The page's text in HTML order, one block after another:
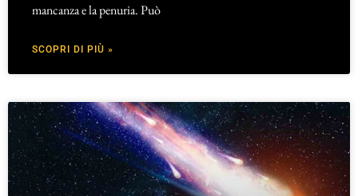
mancanza e la penuria. Può
SCOPRI DI PIÙ »